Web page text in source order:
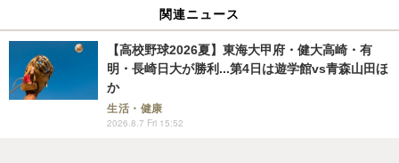
関連ニュース
【高校野球2026夏】東海大甲府・健大高崎・有
明・長崎日大が勝利...第4日は遊学館vs青森山田ほ
か
生活・健康
2026.8.7 Fri 15:52